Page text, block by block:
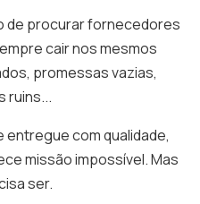
de procurar fornecedores
cair nos mesmos
promessas vazias,
ruins...
entregue com qualidade,
missão impossível. Mas
ser.